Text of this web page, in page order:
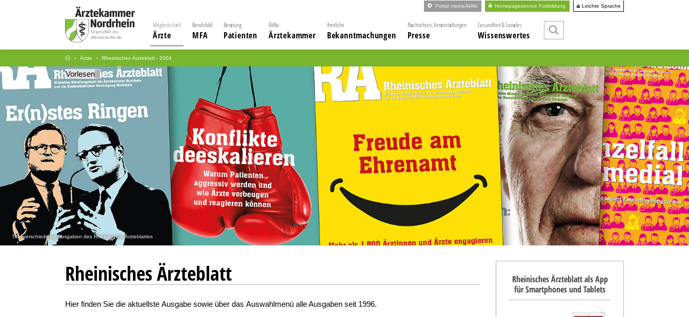
Portal meineÄkNo Homepageservice Fortbildung Leichte Sprache
Mitgliedschaft
Ärzte
Berufsbild
MFA
Beratung
Patienten
ÄkNo
Ärztekammer
Amtliche
Bekanntmachungen
Nachrichten, Veranstaltungen
Presse
Gesundheit & Soziales
Wissenswertes
Ärzte Rheinisches Ärzteblatt - 2004
Titel verschiedener Ausgaben des Rheinischen Ärzteblattes
Vorlesen
Rheinisches Ärzteblatt
Hier finden Sie die aktuellste Ausgabe sowie über das Auswahlmenü alle Ausgaben seit 1996.
Rheinisches Ärzteblatt als App
für Smartphones und Tablets